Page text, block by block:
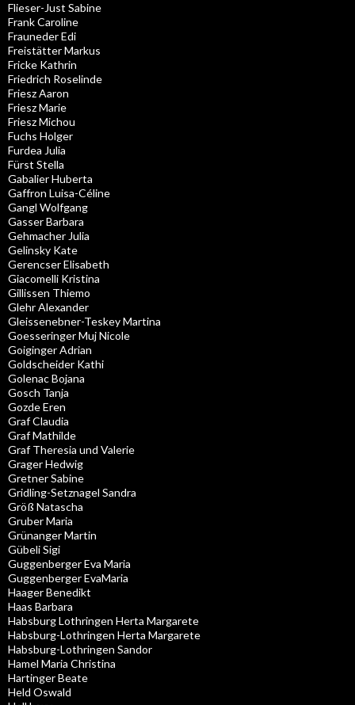
Flieser-Just Sabine
Frank Caroline
Frauneder Edi
Freistätter Markus
Fricke Kathrin
Friedrich Roselinde
Friesz Aaron
Friesz Marie
Friesz Michou
Fuchs Holger
Furdea Julia
Fürst Stella
Gabalier Huberta
Gaffron Luisa-Céline
Gangl Wolfgang
Gasser Barbara
Gehmacher Julia
Gelinsky Kate
Gerencser Elisabeth
Giacomelli Kristina
Gillissen Thiemo
Glehr Alexander
Gleissenebner-Teskey Martina
Goesseringer Muj Nicole
Goiginger Adrian
Goldscheider Kathi
Golenac Bojana
Gosch Tanja
Gozde Eren
Graf Claudia
Graf Mathilde
Graf Theresia und Valerie
Grager Hedwig
Gretner Sabine
Gridling-Setznagel Sandra
Größ Natascha
Gruber Maria
Grünanger Martin
Gübeli Sigi
Guggenberger Eva Maria
Guggenberger EvaMaria
Haager Benedikt
Haas Barbara
Habsburg Lothringen Herta Margarete
Habsburg-Lothringen Herta Margarete
Habsburg-Lothringen Sandor
Hamel Maria Christina
Hartinger Beate
Held Oswald